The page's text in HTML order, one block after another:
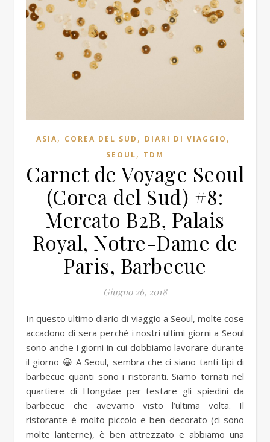
ASIA, COREA DEL SUD , DIARI DI VIAGGIO ,
SEOUL, TDM
Carnet de Voyage Seoul
(Corea del Sud) #8:
Mercato B2B, Palais
Royal, Notre-Dame de
Paris, Barbecue
Giugno 26, 2018
In questo ultimo diario di viaggio a Seoul, molte cose
accadono di sera perché i nostri ultimi giorni a Seoul
sono anche i giorni in cui dobbiamo lavorare durante
il giorno 😀 A Seoul, sembra che ci siano tanti tipi di
barbecue quanti sono i ristoranti. Siamo tornati nel
quartiere di Hongdae per testare gli spiedini da
barbecue che avevamo visto l’ultima volta. Il
ristorante è molto piccolo e ben decorato (ci sono
molte lanterne), è ben attrezzato e abbiamo una